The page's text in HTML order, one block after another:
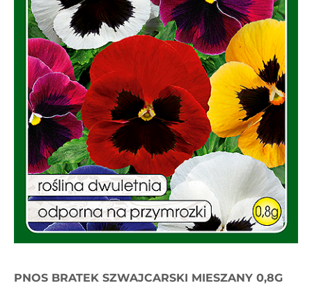
PNOS BRATEK SZWAJCARSKI MIESZANY 0,8G